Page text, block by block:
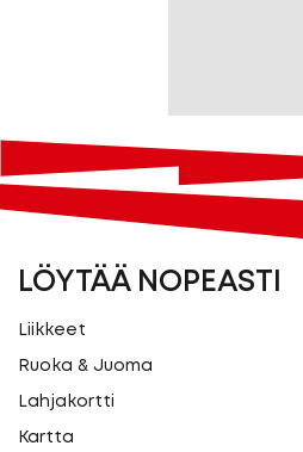
LÖYTÄÄ NOPEASTI
Liikkeet
Ruoka & Juoma
Lahjakortti
Kartta